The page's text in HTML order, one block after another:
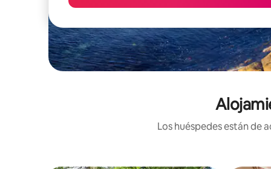
Los huéspedes están de